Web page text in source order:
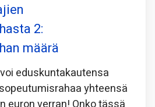
2:
määrä
eduskuntakautensa
yhteensä